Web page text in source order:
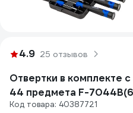
4.9 25 отзывов
Отвертки в комплекте
44 предмета F-
Код товара: 40387721